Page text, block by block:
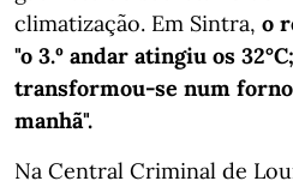
climatização. Em Sintra, o
"o 3.º andar atingiu os
transformou-se num forno
manhã".
Na Central Criminal de